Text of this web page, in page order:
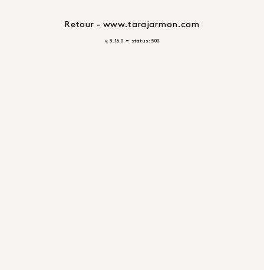
Retour - www.tarajarmon.com
v. 3.16.0 - status: 500